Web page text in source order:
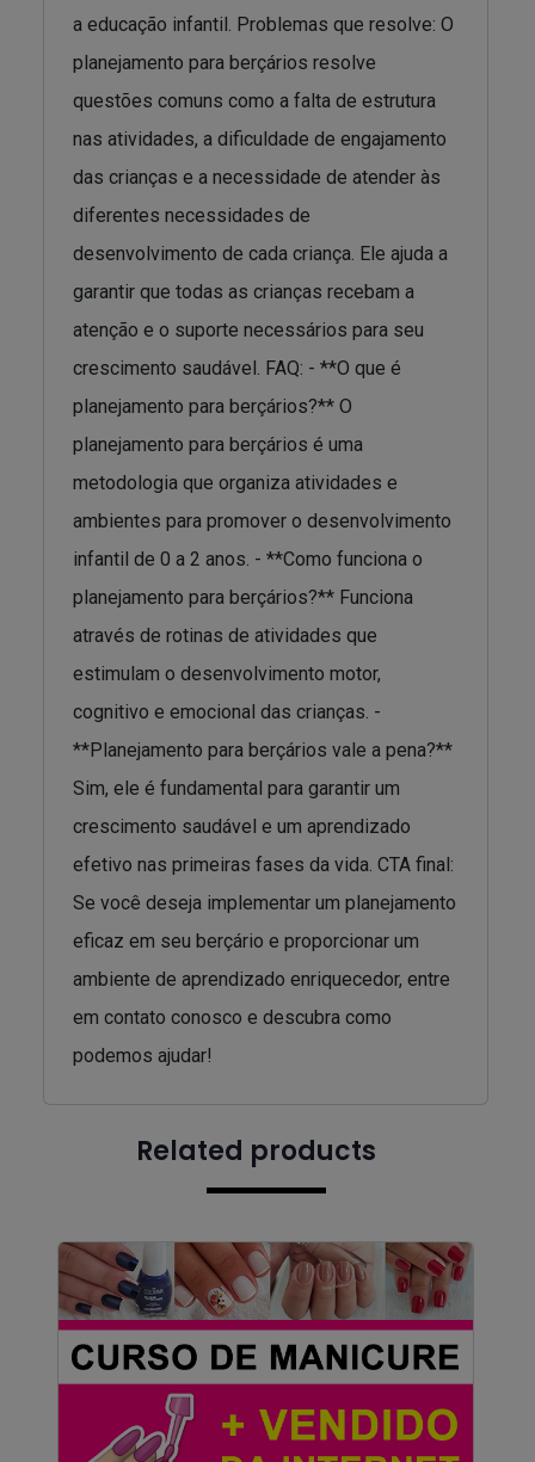
a educação infantil. Problemas que resolve: O
planejamento para berçários resolve
questões comuns como a falta de estrutura
nas atividades, a dificuldade de engajamento
das crianças e a necessidade de atender às
diferentes necessidades de
desenvolvimento de cada criança. Ele ajuda a
garantir que todas as crianças recebam a
atenção e o suporte necessários para seu
crescimento saudável. FAQ: - **O que é
planejamento para berçários?** O
planejamento para berçários é uma
metodologia que organiza atividades e
ambientes para promover o desenvolvimento
infantil de 0 a 2 anos. - **Como funciona o
planejamento para berçários?** Funciona
através de rotinas de atividades que
estimulam o desenvolvimento motor,
cognitivo e emocional das crianças. -
**Planejamento para berçários vale a pena?**
Sim, ele é fundamental para garantir um
crescimento saudável e um aprendizado
efetivo nas primeiras fases da vida. CTA final:
Se você deseja implementar um planejamento
eficaz em seu berçário e proporcionar um
ambiente de aprendizado enriquecedor, entre
em contato conosco e descubra como
podemos ajudar!
Related products